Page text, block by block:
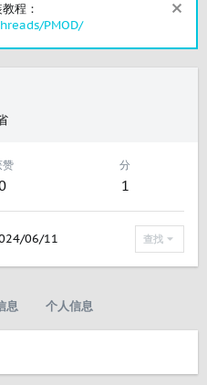
程：
PMOD/
赞 分
1
06/11 查找
息 个人信息